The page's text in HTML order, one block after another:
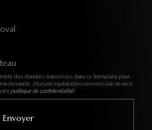
des données transmises dans ce formulaire pour
demande. (Aucune exploitation commerciale ne sera
politique de confidentialité)